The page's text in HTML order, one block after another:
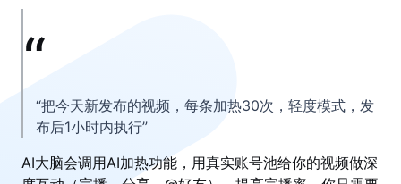
“把今天新发布的视频，每条加热30次，轻度模式，发
布后1小时内执行”
AI大脑会调用AI加热功能，用真实账号池给你的视频做深